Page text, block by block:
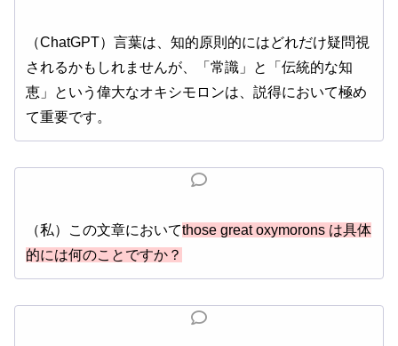
（ChatGPT）言葉は、知的原則的にはどれだけ疑問視
されるかもしれませんが、「常識」と「伝統的な知
恵」という偉大なオキシモロンは、説得において極め
て重要です。
（私）この文章においてthose great oxymorons は具体
的には何のことですか？